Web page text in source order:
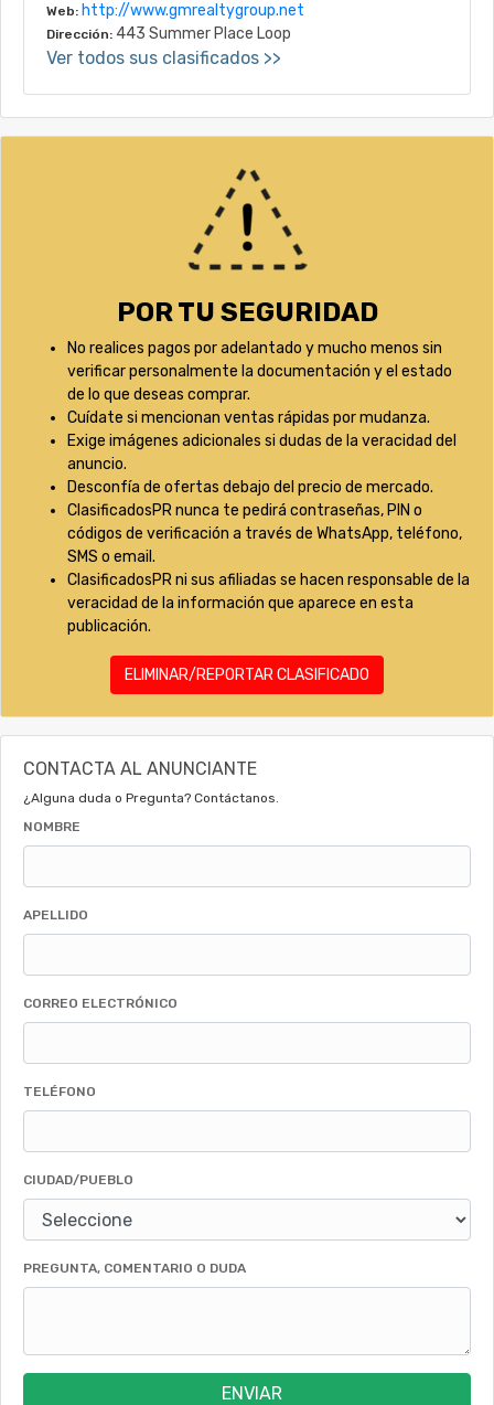
Web: http://www.gmrealtygroup.net
Dirección: 443 Summer Place Loop
Ver todos sus clasificados >>
POR TU SEGURIDAD
No realices pagos por adelantado y mucho menos sin
verificar personalmente la documentación y el estado
de lo que deseas comprar.
Cuídate si mencionan ventas rápidas por mudanza.
Exige imágenes adicionales si dudas de la veracidad del
anuncio.
Desconfía de ofertas debajo del precio de mercado.
ClasificadosPR nunca te pedirá contraseñas, PIN o
códigos de verificación a través de WhatsApp, teléfono,
SMS o email.
ClasificadosPR ni sus afiliadas se hacen responsable de la
veracidad de la información que aparece en esta
publicación.
ELIMINAR/REPORTAR CLASIFICADO
CONTACTA AL ANUNCIANTE
¿Alguna duda o Pregunta? Contáctanos.
NOMBRE
APELLIDO
CORREO ELECTRÓNICO
TELÉFONO
CIUDAD/PUEBLO
PREGUNTA, COMENTARIO O DUDA
ENVIAR